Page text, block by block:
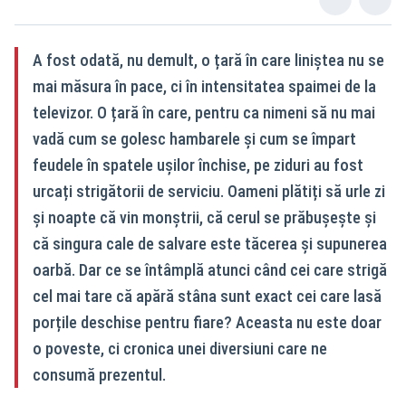
A fost odată, nu demult, o țară în care liniștea nu se
mai măsura în pace, ci în intensitatea spaimei de la
televizor. O țară în care, pentru ca nimeni să nu mai
vadă cum se golesc hambarele și cum se împart
feudele în spatele ușilor închise, pe ziduri au fost
urcați strigătorii de serviciu. Oameni plătiți să urle zi
și noapte că vin monștrii, că cerul se prăbușește și
că singura cale de salvare este tăcerea și supunerea
oarbă. Dar ce se întâmplă atunci când cei care strigă
cel mai tare că apără stâna sunt exact cei care lasă
porțile deschise pentru fiare? Aceasta nu este doar
o poveste, ci cronica unei diversiuni care ne
consumă prezentul.